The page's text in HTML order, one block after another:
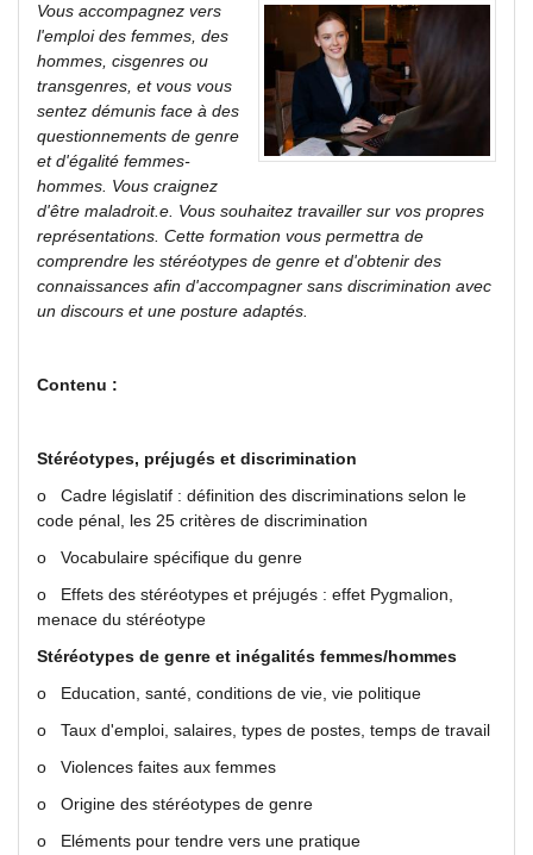
Vous accompagnez vers
l'emploi des femmes, des
hommes, cisgenres ou
transgenres, et vous vous
sentez démunis face à des
questionnements de genre
et d'égalité femmes-
hommes. Vous craignez
d'être maladroit.e. Vous souhaitez travailler sur vos propres
représentations. Cette formation vous permettra de
comprendre les stéréotypes de genre et d'obtenir des
connaissances afin d'accompagner sans discrimination avec
un discours et une posture adaptés.
Contenu :
Stéréotypes, préjugés et discrimination
o Cadre législatif : définition des discriminations selon le
code pénal, les 25 critères de discrimination
o Vocabulaire spécifique du genre
o Effets des stéréotypes et préjugés : effet Pygmalion,
menace du stéréotype
Stéréotypes de genre et inégalités femmes/hommes
o Education, santé, conditions de vie, vie politique
o Taux d'emploi, salaires, types de postes, temps de travail
o Violences faites aux femmes
o Origine des stéréotypes de genre
o Eléments pour tendre vers une pratique